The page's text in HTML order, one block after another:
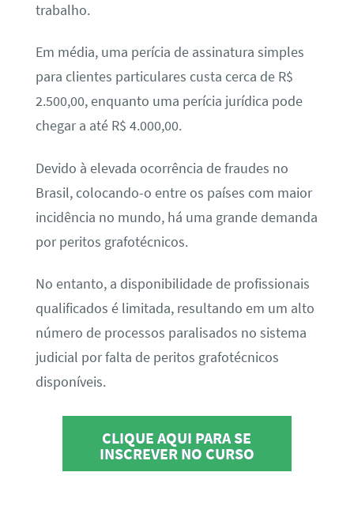
trabalho.
Em média, uma perícia de assinatura simples
para clientes particulares custa cerca de R$
2.500,00, enquanto uma perícia jurídica pode
chegar a até R$ 4.000,00.
Devido à elevada ocorrência de fraudes no
Brasil, colocando-o entre os países com maior
incidência no mundo, há uma grande demanda
por peritos grafotécnicos.
No entanto, a disponibilidade de profissionais
qualificados é limitada, resultando em um alto
número de processos paralisados no sistema
judicial por falta de peritos grafotécnicos
disponíveis.
CLIQUE AQUI PARA SE
INSCREVER NO CURSO